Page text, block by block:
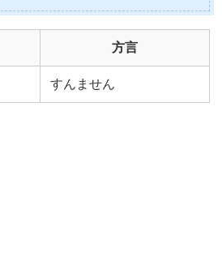
方言
すんません